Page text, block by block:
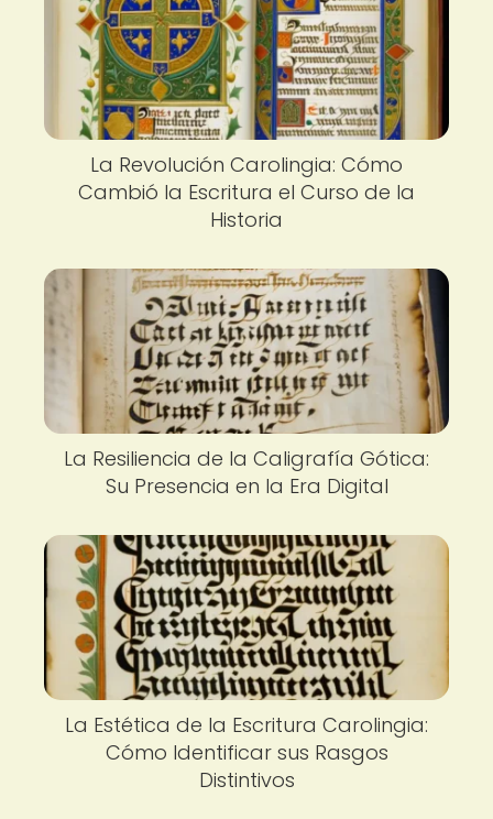
La Revolución Carolingia: Cómo
Cambió la Escritura el Curso de la
Historia
La Resiliencia de la Caligrafía Gótica:
Su Presencia en la Era Digital
La Estética de la Escritura Carolingia:
Cómo Identificar sus Rasgos
Distintivos